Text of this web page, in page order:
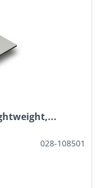
028-108501